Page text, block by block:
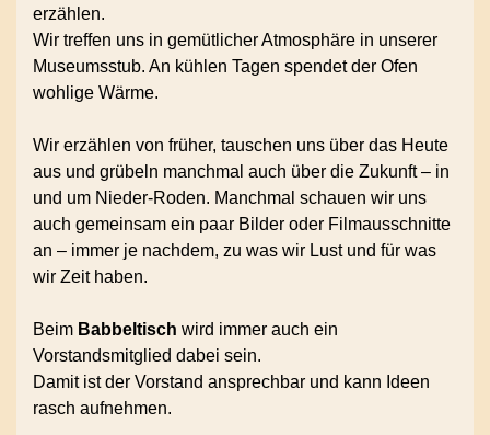
erzählen.
Wir treffen uns in gemütlicher Atmosphäre in unserer
Museumsstub. An kühlen Tagen spendet der Ofen
wohlige Wärme.
Wir erzählen von früher, tauschen uns über das Heute
aus und grübeln manchmal auch über die Zukunft – in
und um Nieder-Roden. Manchmal schauen wir uns
auch gemeinsam ein paar Bilder oder Filmausschnitte
an – immer je nachdem, zu was wir Lust und für was
wir Zeit haben.
Beim Babbeltisch wird immer auch ein
Vorstandsmitglied dabei sein.
Damit ist der Vorstand ansprechbar und kann Ideen
rasch aufnehmen.